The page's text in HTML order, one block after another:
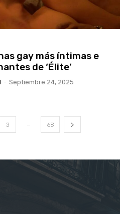
gay más íntimas e
de ‘Élite’
- Septiembre 24, 2025
3 ... 68